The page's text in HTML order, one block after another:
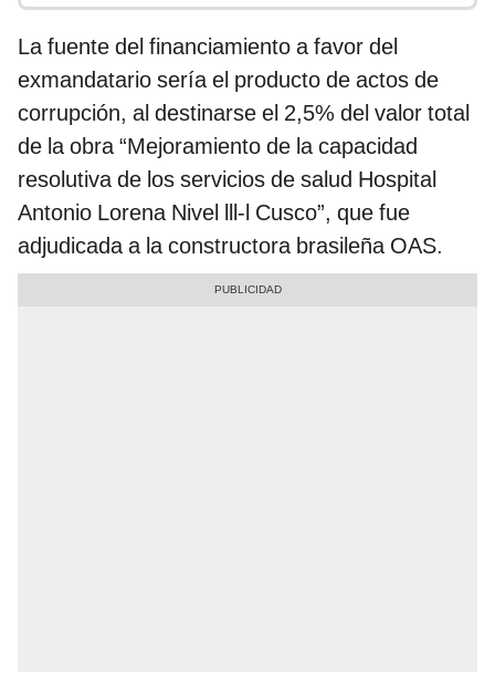
La fuente del financiamiento a favor del
exmandatario sería el producto de actos de
corrupción, al destinarse el 2,5% del valor total
de la obra “Mejoramiento de la capacidad
resolutiva de los servicios de salud Hospital
Antonio Lorena Nivel lll-l Cusco”, que fue
adjudicada a la constructora brasileña OAS.